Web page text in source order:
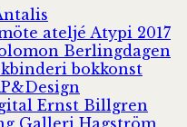
ateljé Atypi 2017
Berlingdagen
bokkonst
Ernst Billgren
Galleri Hagström